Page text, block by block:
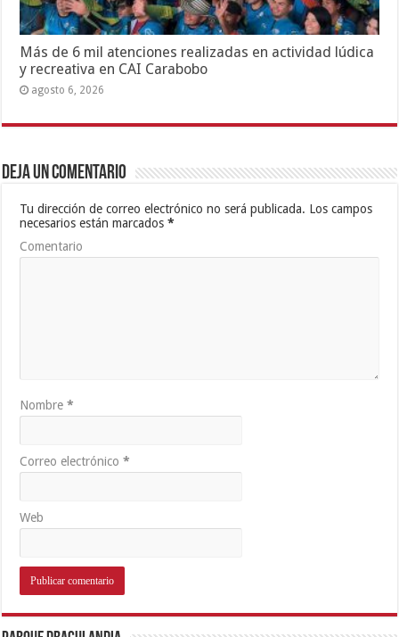
Más de 6 mil atenciones realizadas en actividad lúdica
y recreativa en CAI Carabobo
agosto 6, 2026
Deja un comentario
Tu dirección de correo electrónico no será publicada. Los campos
necesarios están marcados*
Comentario
Nombre*
Correo electrónico*
Web